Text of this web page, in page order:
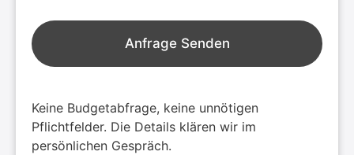
Anfrage Senden
Keine Budgetabfrage, keine unnötigen
Pflichtfelder. Die Details klären wir im
persönlichen Gespräch.